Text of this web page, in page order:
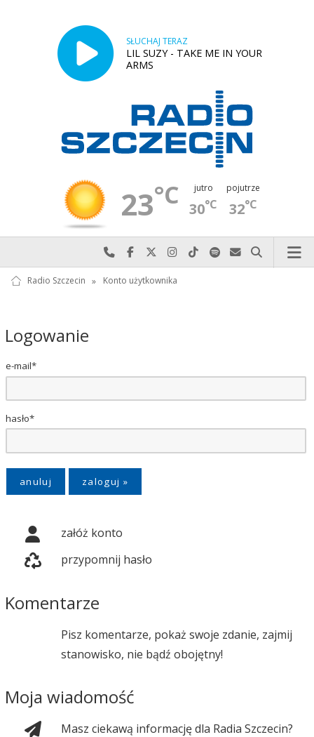
SŁUCHAJ TERAZ
LIL SUZY - TAKE ME IN YOUR
ARMS
23°C jutro
30°C
pojutrze
32°C
Najlepiej po prostu do nas zadzwoń
Odwiedź nas na Facebook-u
Odwiedź nas na X
Odwiedź nas na Instagram-ie
Odwiedź nas na TikTok-u
Szukaj nas na Spotify
Wyślij do nas
Szukaj
Radio Szczecin » Konto użytkownika
Logowanie
e-mail*
hasło*
anuluj
załóż konto
przypomnij hasło
Komentarze
Pisz komentarze, pokaż swoje zdanie, zajmij
stanowisko, nie bądź obojętny!
Moja wiadomość
Masz ciekawą informację dla Radia Szczecin?